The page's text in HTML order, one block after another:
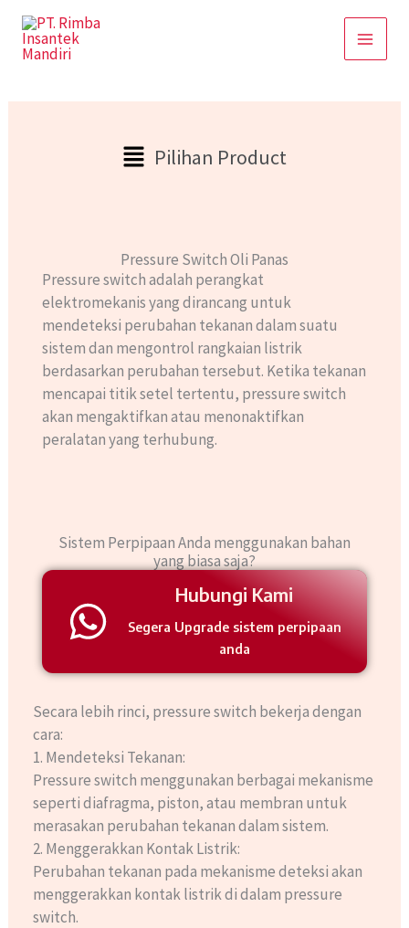
content
Main
Pilihan Product
Pressure Switch Oli Panas
Pressure switch adalah perangkat
elektromekanis yang dirancang untuk
mendeteksi perubahan tekanan dalam suatu
sistem dan mengontrol rangkaian listrik
berdasarkan perubahan tersebut. Ketika tekanan
mencapai titik setel tertentu, pressure switch
akan mengaktifkan atau menonaktifkan
peralatan yang terhubung.
Sistem Perpipaan Anda menggunakan bahan
yang biasa saja?​
Hubungi Kami
Segera Upgrade sistem perpipaan
anda
Secara lebih rinci, pressure switch bekerja dengan
cara:
1. Mendeteksi Tekanan:
Pressure switch menggunakan berbagai mekanisme
seperti diafragma, piston, atau membran untuk
merasakan perubahan tekanan dalam sistem.
2. Menggerakkan Kontak Listrik:
Perubahan tekanan pada mekanisme deteksi akan
menggerakkan kontak listrik di dalam pressure
switch.